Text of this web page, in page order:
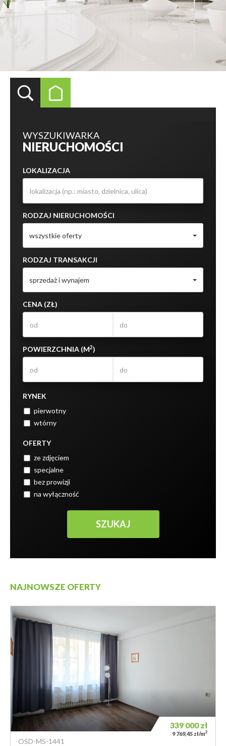
WYSZUKIWARKA
NIERUCHOMOŚCI
LOKALIZACJA
RODZAJ NIERUCHOMOŚCI
wszystkie oferty
RODZAJ TRANSAKCJI
sprzedaż i wynajem
CENA (ZŁ)
POWIERZCHNIA (M2)
RYNEK
pierwotny
wtórny
OFERTY
ze zdjęciem
specjalne
bez prowizji
na wyłączność
NAJNOWSZE OFERTY
OSD-MS-1441
339 000zł
9 769,45 zł/m2